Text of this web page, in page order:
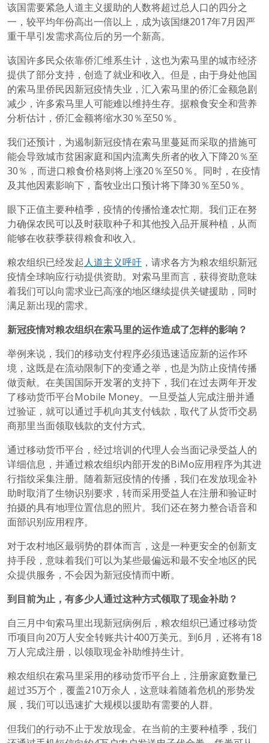
该国需要紧急人道主义援助的人数将超过总人口的四分之
一，较平均年份高出一倍以上，成为该国继2017年7月因严
重干旱引发需求高位后的另一个新高。
该国许多民众依靠侨汇维系生计，这也为索马里的城市经济
提供了部分支持，创造了就业和收入。但是，由于身处他国
的索马里侨民因新冠疫情失业，汇入索马里的侨汇金额急剧
减少，许多索马里人可能难以维持生存。据粮食安全和营养
分析估计，侨汇金额将缩水30％至50％。
我们还预计，为遏制新冠疫情在索马里蔓延而采取的措施可
能会导致城市贫困家庭和国内流离失所者的收入下降20％至
30％，而进口粮食价格则将上涨20％至50％。同时，在疫情
及其他因素影响下，畜牧业出口预计将下降30％至50％。
眼下正值主要种植季，疫情的传播恰逢农忙期。我们正在努
力确保农民可以及时获取种子和其他投入品开展种植，从而
能够在收获季获得粮食和收入。
粮农组织已经发起人道主义呼吁 ，请求各方为粮农组织新冠
疫情全球响应行动提供资助。对索马里而言，获得资助意味
着我们可以向需求业已高涨的地区继续提供关键援助，同时
满足新出现的需求。
新冠疫情对粮农组织在索马里的运作造成了怎样的影响？
举例来说，我们的移动支付程序必须迅速适应新的运作环
境，这既是在流动限制下的变通之举，也是为防止疫情传播
做贡献。在美国国际开发署的支持下，我们在过去两年开发
了移动货币平台Mobile Money。一旦受益人完成注册并通
过验证，就可以通过手机向其支付钱款，取代了从货币交易
商那里当面领取钱款的支付方式。
通过移动货币平台，经过培训的代理人会当面记录受益人的
详细信息，并通过粮农组织内部开发的BiMo应用程序为其进
行指纹采集注册。随着新冠疫情的传播，我们在发放现金补
助时取消了生物识别要求，转而采用受益人在注册和验证时
拍摄的具有地理位置信息的照片。我们还在努力整合语音和
面部识别应用程序。
对于农村地区最弱势的群体而言，这是一种更安全的创新支
持手段，意味着我们可以为某些最偏远和最不安全地区的民
众提供服务，不会因为新冠疫情而中断。
到目前为止，有多少人通过这种方式领取了现金补助？
自三月中旬索马里出现新冠病例后，粮农组织已通过移动货
币项目向20万人安全转账共计400万美元。到6月，还将有18
万人完成注册，以领取现金补助维持生计。
粮农组织在索马里采用的移动货币平台上，注册家庭数量已
超过35万个，覆盖210万余人，这意味着随着危机的形势发
展，我们可以迅速扩大规模以援助有需要的人群。
但我们的行动不止于发放现金。在当前的主要种植季，我们